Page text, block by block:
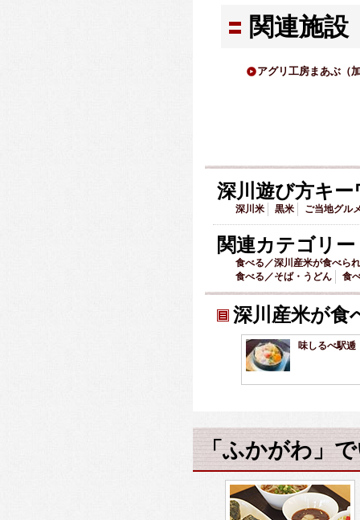
関連施設
アグリ工房まあぶ（
深川遊び方キー
深川米 黒米 ご当地グル
関連カテゴリー
食べる／深川産米が食べら
食べる／そば・うどん
食
深川産米が食
味しるべ駅逓
「ふかがわ」